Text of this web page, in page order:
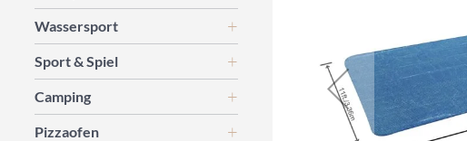
Wassersport
Sport & Spiel
Camping
Pizzaofen